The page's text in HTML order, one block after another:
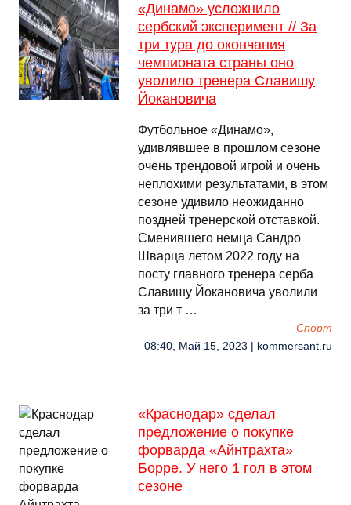
«Динамо» усложнило
сербский эксперимент // За
три тура до окончания
чемпионата страны оно
уволило тренера Славишу
Йокановича
Футбольное «Динамо»,
удивлявшее в прошлом сезоне
очень трендовой игрой и очень
неплохими результатами, в этом
сезоне удивило неожиданно
поздней тренерской отставкой.
Сменившего немца Сандро
Шварца летом 2022 году на
посту главного тренера серба
Славишу Йокановича уволили
за три т …
Спорт
08:40, Май 15, 2023 | kommersant.ru
«Краснодар» сделал
предложение о покупке
форварда «Айнтрахта»
Борре. У него 1 гол в этом
сезоне